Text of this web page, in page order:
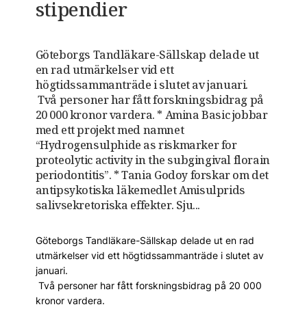
stipendier
Göteborgs Tandläkare-Sällskap delade ut
en rad utmärkelser vid ett
högtidssammanträde i slutet av januari.
Två personer har fått forskningsbidrag på
20 000 kronor vardera. * Amina Basic jobbar
med ett projekt med namnet
“Hydrogensulphide as riskmarker for
proteolytic activity in the subgingival florain
periodontitis”. * Tania Godoy forskar om det
antipsykotiska läkemedlet Amisulprids
salivsekretoriska effekter. Sju...
Göteborgs Tandläkare-Sällskap delade ut en rad
utmärkelser vid ett högtidssammanträde i slutet av
januari.
Två personer har fått forskningsbidrag på 20 000
kronor vardera.